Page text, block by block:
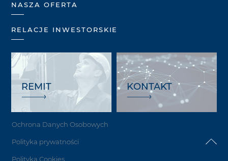
NASZA OFERTA
RELACJE INWESTORSKIE
REMIT KONTAKT
Ochrona Danych Osobowych
Polityka prywatności
Polityka Cookies